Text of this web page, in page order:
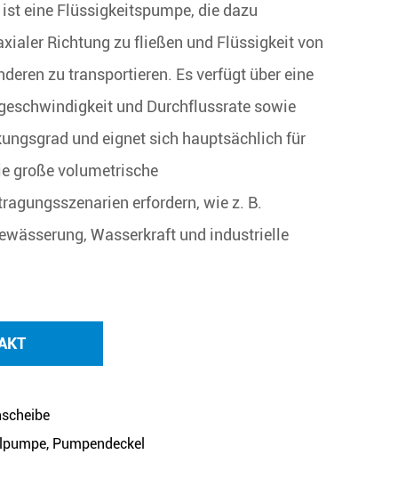
eine Flüssigkeitspumpe, die dazu
Richtung zu fließen und Flüssigkeit von
zu transportieren. Es verfügt über eine
und Durchflussrate sowie
und eignet sich hauptsächlich für
große volumetrische
erfordern, wie z. B.
Wasserkraft und industrielle
Pumpendeckel